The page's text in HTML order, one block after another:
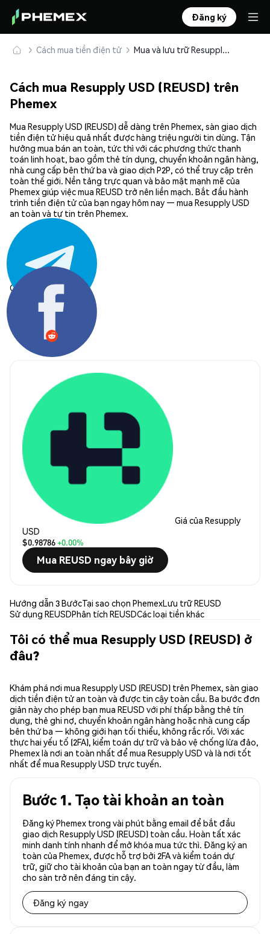
Đăng ký
Cách mua tiền điện tử Mua và lưu trữ Resupply USD (REUSD) an toàn
Cách mua Resupply USD (REUSD) trên
Phemex
Mua Resupply USD (REUSD) dễ dàng trên Phemex, sàn giao dịch
tiền điện tử hiệu quả nhất được hàng triệu người tin dùng. Tận
hưởng mua bán an toàn, tức thì với các phương thức thanh
toán linh hoạt, bao gồm thẻ tín dụng, chuyển khoản ngân hàng,
nhà cung cấp bên thứ ba và giao dịch P2P, có thể truy cập trên
toàn thế giới. Nền tảng trực quan và bảo mật mạnh mẽ của
Phemex giúp việc mua REUSD trở nên liền mạch. Bắt đầu hành
trình tiền điện tử của bạn ngay hôm nay — mua Resupply USD
an toàn và tự tin trên Phemex.
Chia sẻ:
Giá của Resupply
USD
$0.98786+0.00%
Mua REUSD ngay bây giờ
Hướng dẫn 3 BướcTại sao chọn PhemexLưu trữ REUSD
Sử dụng REUSDPhân tích REUSDCác loại tiền khác
Tôi có thể mua Resupply USD (REUSD) ở
đâu?
Khám phá nơi mua Resupply USD (REUSD) trên Phemex, sàn giao
dịch tiền điện tử an toàn và được tin cậy toàn cầu. Ba bước đơn
giản này cho phép bạn mua REUSD với phí thấp bằng thẻ tín
dụng, thẻ ghi nợ, chuyển khoản ngân hàng hoặc nhà cung cấp
bên thứ ba — không giới hạn tối thiểu, không rắc rối. Với xác
thực hai yếu tố (2FA), kiểm toán dự trữ và bảo vệ chống lừa đảo,
Phemex là nơi an toàn nhất để mua Resupply USD và là nơi tốt
nhất để mua Resupply USD trực tuyến.
Bước 1. Tạo tài khoản an toàn
Đăng ký Phemex trong vài phút bằng email để bắt đầu
giao dịch Resupply USD (REUSD) toàn cầu. Hoàn tất xác
minh danh tính nhanh để mở khóa mua tức thì. Đăng ký an
toàn của Phemex, được hỗ trợ bởi 2FA và kiểm toán dự
trữ, giữ cho tài khoản của bạn an toàn ngay từ đầu, làm
cho sàn trở nên đáng tin cậy.
Đăng ký ngay